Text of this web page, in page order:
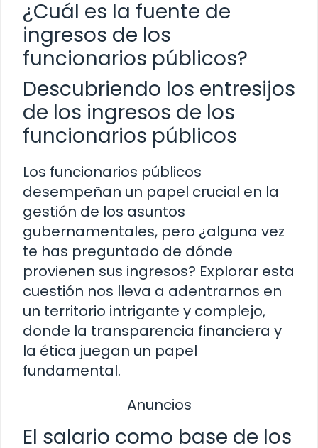
¿Cuál es la fuente de
ingresos de los
funcionarios públicos?
Descubriendo los entresijos
de los ingresos de los
funcionarios públicos
Los funcionarios públicos
desempeñan un papel crucial en la
gestión de los asuntos
gubernamentales, pero ¿alguna vez
te has preguntado de dónde
provienen sus ingresos? Explorar esta
cuestión nos lleva a adentrarnos en
un territorio intrigante y complejo,
donde la transparencia financiera y
la ética juegan un papel
fundamental.
Anuncios
El salario como base de los